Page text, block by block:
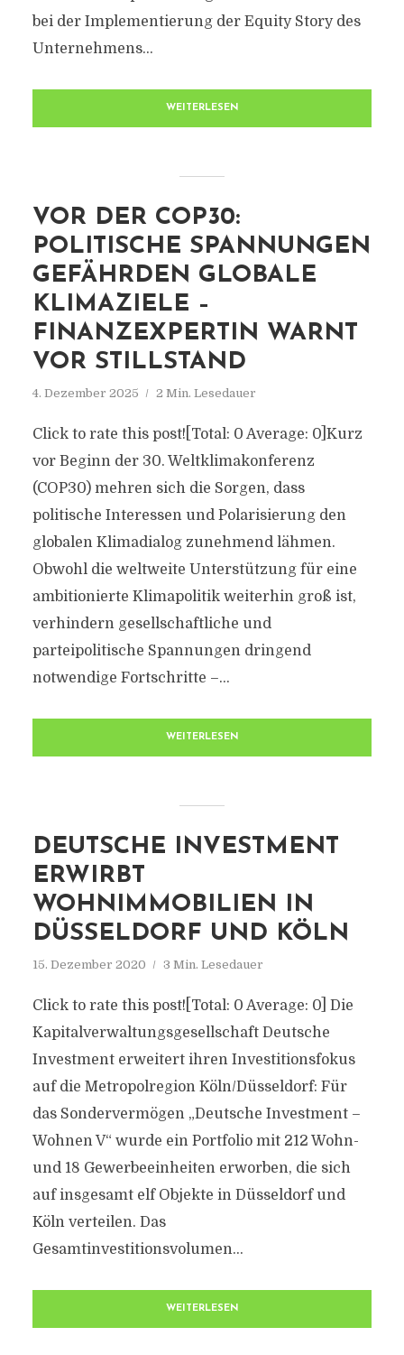
bei der Implementierung der Equity Story des
Unternehmens...
WEITERLESEN
VOR DER COP30:
POLITISCHE SPANNUNGEN
GEFÄHRDEN GLOBALE
KLIMAZIELE –
FINANZEXPERTIN WARNT
VOR STILLSTAND
4. Dezember 2025 2 Min. Lesedauer
Click to rate this post![Total: 0 Average: 0]Kurz
vor Beginn der 30. Weltklimakonferenz
(COP30) mehren sich die Sorgen, dass
politische Interessen und Polarisierung den
globalen Klimadialog zunehmend lähmen.
Obwohl die weltweite Unterstützung für eine
ambitionierte Klimapolitik weiterhin groß ist,
verhindern gesellschaftliche und
parteipolitische Spannungen dringend
notwendige Fortschritte –...
WEITERLESEN
DEUTSCHE INVESTMENT
ERWIRBT
WOHNIMMOBILIEN IN
DÜSSELDORF UND KÖLN
15. Dezember 2020 3 Min. Lesedauer
Click to rate this post![Total: 0 Average: 0] Die
Kapitalverwaltungsgesellschaft Deutsche
Investment erweitert ihren Investitionsfokus
auf die Metropolregion Köln/Düsseldorf: Für
das Sondervermögen „Deutsche Investment –
Wohnen V“ wurde ein Portfolio mit 212 Wohn-
und 18 Gewerbeeinheiten erworben, die sich
auf insgesamt elf Objekte in Düsseldorf und
Köln verteilen. Das
Gesamtinvestitionsvolumen...
WEITERLESEN